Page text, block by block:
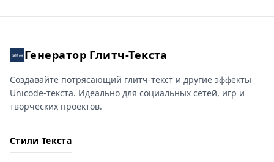
Генератор Глитч-Текста
Создавайте потрясающий глитч-текст и другие эффекты
Unicode-текста. Идеально для социальных сетей, игр и
творческих проектов.
Стили Текста